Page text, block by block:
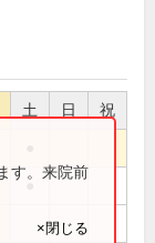
土 日 祝
●
す。来院前
×閉じる